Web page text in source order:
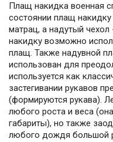
Плащ накидка военная
состоянии плащ
матрац, а надутый
накидку возможно
плащ. Также надувной
использован для
используется как
застегивании рукавов
(формируются рукава).
любого роста и веса
габариты), но также
любого дождя большой